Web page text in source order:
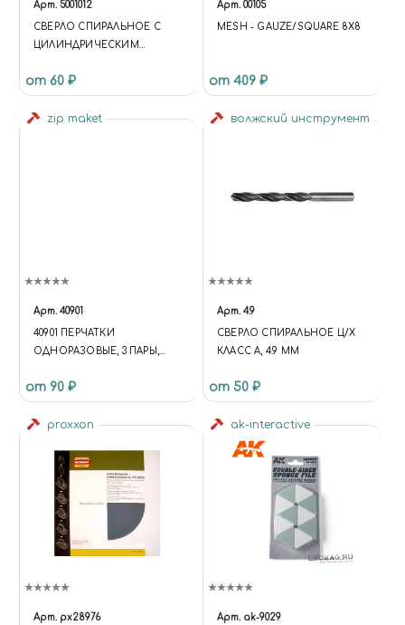
Арт. 5001012
СВЕРЛО СПИРАЛЬНОЕ С
ЦИЛИНДРИЧЕСКИМ
от 60 ₽
Арт. 00105
MESH - GAUZE/SQUARE 8X8
от 409 ₽
zip maket
Арт. 40901
40901 ПЕРЧАТКИ
ОДНОРАЗОВЫЕ, 3 ПАРЫ,
от 90 ₽
волжский инструмент
Арт. 4.9
СВЕРЛО СПИРАЛЬНОЕ Ц/Х
КЛАСС А, 4.9 ММ
от 50 ₽
proxxon
Арт. px28976
ak-interactive
Арт. ak-9029